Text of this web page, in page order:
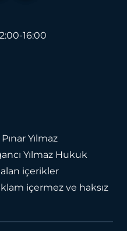
16:00
Pınar Yılmaz
Yılmaz Hukuk
içerikler
içermez ve haksız